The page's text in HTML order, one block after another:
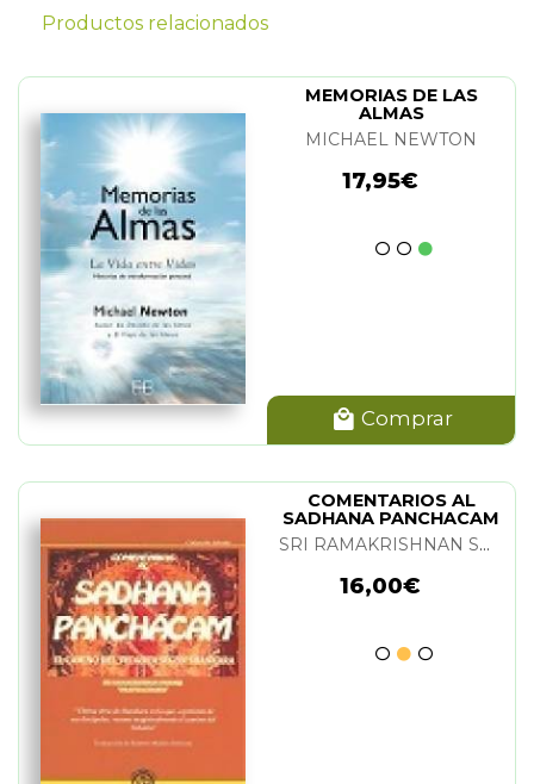
Productos relacionados
MEMORIAS DE LAS
ALMAS
MICHAEL NEWTON
17,95€
Comprar
COMENTARIOS AL
SADHANA PANCHACAM
SRI RAMAKRISHNAN SWAMIJI "DRAVIDACHARYA"
16,00€